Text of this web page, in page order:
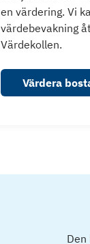
en värdering. Vi
värdebevakning
Värdekollen.
Värdera